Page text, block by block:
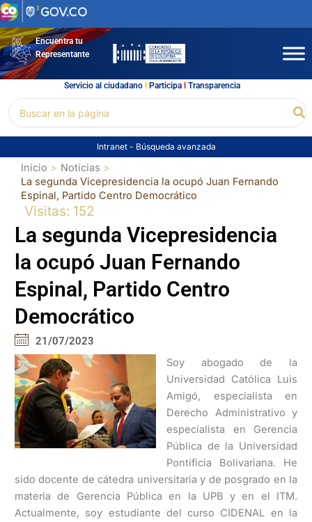
Ir
al
contenidoEncuentra tu
Representante
Servicio al ciudadano l Participal Transparencia
por:
Intranet - Búsqueda avanzada
Inicio
Noticias
La segunda Vicepresidencia la ocupó Juan Fernando
Espinal, Partido Centro Democrático
Visitas: 152
La segunda Vicepresidencia
la ocupó Juan Fernando
Espinal, Partido Centro
Democrático
21/07/2023
Soy abogado de la
Universidad Católica Luis
Amigó, especialista en
Derecho Administrativo y
especialista en Gerencia
Pública de la Universidad
Pontificia Bolivariana. He
sido docente de cátedra universitaria y de posgrado en la
materia de Gerencia Pública en la UPB y en el ITM.
Actualmente, soy estudiante del curso CIDENAL en la